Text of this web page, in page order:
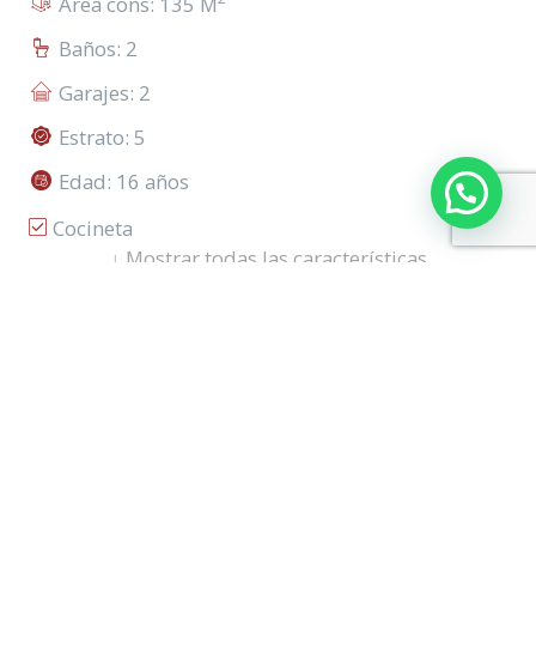
Baños: 2
Garajes: 2
Estrato: 5
Edad: 16 años
Cocineta
Ascensor
↓ Mostrar todas las características